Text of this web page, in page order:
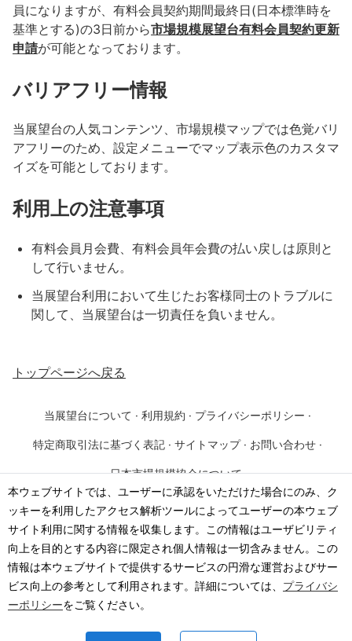
本ウェブサイトでは、ユーザーに承認をいただけた場合にのみ、ク
ッキーを利用したアクセス解析ツールによってユーザーの本ウェブ
サイト利用に関する情報を収集します。この情報はユーザビリティ
向上を目的とする内容に限定され個人情報は一切含みません。この
情報は本ウェブサイトで提供するサービスの円滑な運営およびサー
ビス向上の参考として利用されます。詳細については、 プライバシ
ーポリシーをご覧ください。
員になりますが、有料会員契約期間最終日(日本標準時を
基準とする)の3日前から市場規模展望台有料会員契約更新
申請が可能となっております。
バリアフリー情報
当展望台の人気コンテンツ、市場規模マップでは色覚バリ
アフリーのため、設定メニューでマップ表示色のカスタマ
イズを可能としております。
利用上の注意事項
有料会員月会費、有料会員年会費の払い戻しは原則と
して行いません。
当展望台利用において生じたお客様同士のトラブルに
関して、 当展望台は一切責任を負いません。
トップページへ戻る
当展望台について · 利用規約 · プライバシーポリシー ·
特定商取引法に基づく表記 · サイトマップ · お問い合わせ ·
日本市場規模協会について
©2026· 一般社団法人 日本市場規模協会